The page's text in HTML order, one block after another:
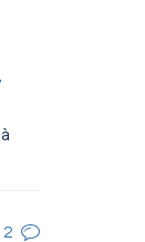
,
2